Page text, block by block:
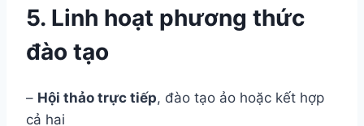
5. Linh hoạt phương thức
đào tạo
– Hội thảo trực tiếp, đào tạo ảo hoặc kết hợp
cả hai